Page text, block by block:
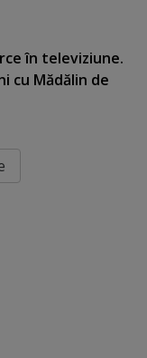
în televiziune.
cu Mădălin de